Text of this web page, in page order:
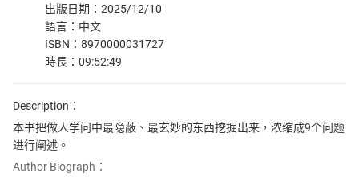
出版日期：2025/12/10
語言：中文
ISBN：8970000031727
時長：09:52:49
Description：
本书把做人学问中最隐蔽、最玄妙的东西挖掘出来，浓缩成9个问题
进行阐述。
Author Biograph：